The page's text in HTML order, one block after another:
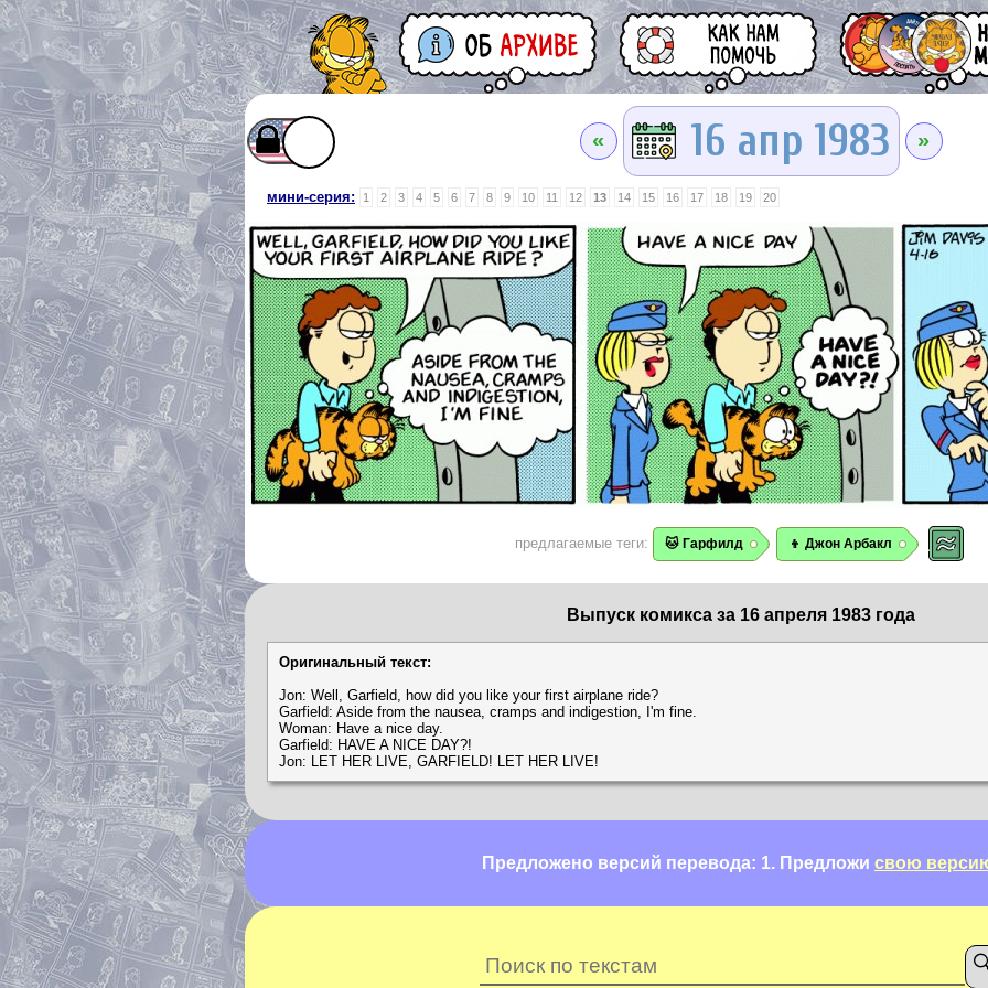
« 16 апр 1983 »
мини-серия: 1 2 3 4 5 6 7 8 9 10 11 12 13 14 15 16 17 18 19 20
предлагаемые теги: 🐱 Гарфилд 👦 Джон Арбакл
Выпуск комикса за 16 апреля 1983 года
Оригинальный текст:
Jon: Well, Garfield, how did you like your first airplane ride?
Garfield: Aside from the nausea, cramps and indigestion, I'm fine.
Woman: Have a nice day.
Garfield: HAVE A NICE DAY?!
Jon: LET HER LIVE, GARFIELD! LET HER LIVE!
Предложено версий перевода: 1. Предложи свою